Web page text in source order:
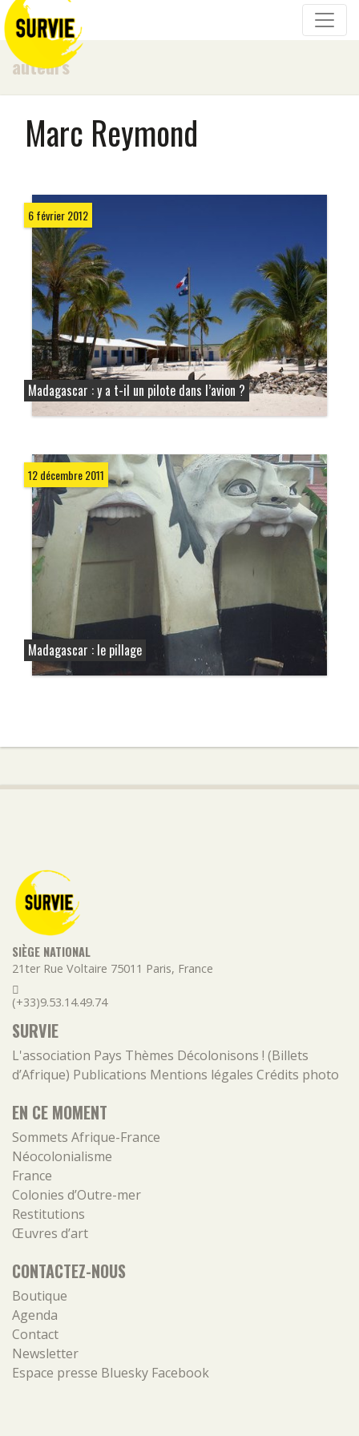
auteurs
Marc Reymond
6 février 2012
Madagascar : y a t-il un pilote dans l’avion ?
12 décembre 2011
Madagascar : le pillage
SIÈGE NATIONAL
21ter Rue Voltaire 75011 Paris, France
(+33)9.53.14.49.74
SURVIE
L'association Pays Thèmes Décolonisons ! (Billets
d’Afrique) Publications Mentions légales Crédits photo
EN CE MOMENT
Sommets Afrique-France
Néocolonialisme
France
Colonies d’Outre-mer
Restitutions
Œuvres d’art
CONTACTEZ-NOUS
Boutique
Agenda
Contact
Newsletter
Espace presse Bluesky Facebook